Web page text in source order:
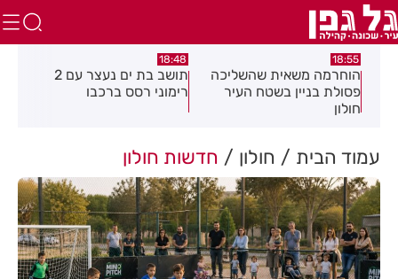
משאית שהשליכה
בשטח העיר
תושב בת ים נעצר עם 2
רימוני רסס ברכבו
יום שני
בלתי חוקיים
עמוד הבית חולון חדשות חולון